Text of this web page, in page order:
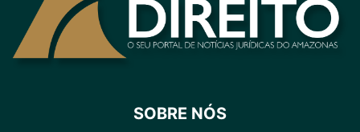
SOBRE NÓS